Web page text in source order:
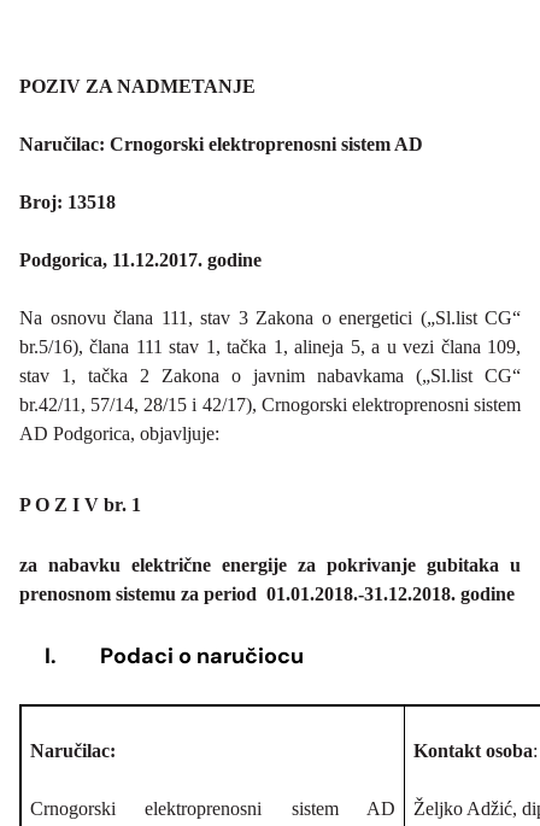
Zaštita podataka o ličnosti
Slobodan pristup informacijama
Razvoj sistema
POZIV ZA NADMETANJE
Naručilac: Crnogorski elektroprenosni sistem AD
Broj: 13518
Podgorica, 11.12.2017. godine
Na osnovu člana 111, stav 3 Zakona o energetici („Sl.list CG“
br.5/16), člana 111 stav 1, tačka 1, alineja 5, a u vezi člana 109,
stav 1, tačka 2 Zakona o javnim nabavkama („Sl.list CG“
br.42/11, 57/14, 28/15 i 42/17), Crnogorski elektroprenosni sistem
AD Podgorica, objavljuje:
P O Z I V br. 1
za nabavku električne energije za pokrivanje gubitaka u
prenosnom sistemu za period 01.01.2018.-31.12.2018. godine
I. Podaci o naručiocu
Naručilac:
Crnogorski elektroprenosni sistem AD
Kontakt osoba:
Željko Adžić,